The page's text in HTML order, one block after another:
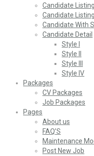
Candidate Listing
Candidate
Candidate With
Candidate Detail
Style I
Style II
Style III
Style IV
Packages
CV Packages
Job Packages
Pages
About us
FAQ’S
Maintenance
Post New Job